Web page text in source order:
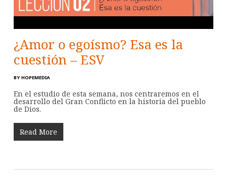
¿Amor o egoísmo? Esa es la
cuestión – ESV
BY HOPEMEDIA
En el estudio de esta semana, nos centraremos en el
desarrollo del Gran Conflicto en la historia del pueblo
de Dios.
Read More